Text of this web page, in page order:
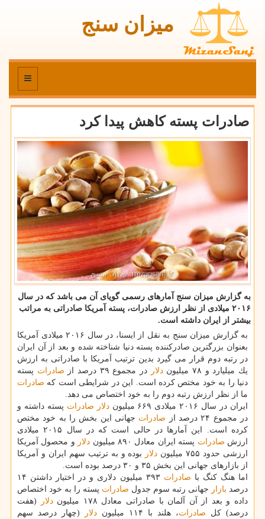
میزان سنج
منو
صادرات پسته كاهش پیدا كرد
به گزارش میزان سنج آمارهای رسمی گویای آن می باشد كه در سال
۲۰۱۶ میلادی از نظر ارزش صادرات، پسته آمریكا صادراتی به مراتب
بیشتر از ایران داشته است.
به گزارش میزان سنج به نقل از ایسنا، در سال ۲۰۱۶ میلادی آمریكا
بعنوان بزرگترین صادركننده پسته دنیا شناخته شده و بعد از آن ایران
در رتبه دوم قرار می گیرد بدین ترتیب آمریكا با صادراتی به ارزش
یك میلیارد و ۷۸ میلیون
دلار در مجموع ۳۹ درصد از صادرات پسته
دنیا را به خود مختص كرده است. این در شرایطی است كه صادرات
ما از نظر ارزش رتبه دوم را به خود اختصاص می دهد.
ایران در سال ۲۰۱۶ میلادی ۶۶۹ میلیون
دلار صادرات پسته داشته و
در مجموع ۲۴ درصد از
صادرات جهانی این بخش را به خود مختص
كرده است. این آمارها در حالی است كه در سال ۲۰۱۵ میلادی
ارزش صادرات پسته ایران معادل ۸۹۰ میلیون دلار و محصول آمریكا
ارزشی حدود ۷۵۵ میلیون
دلار
بوده و به ترتیب سهم ایران و آمریكا
از بازارهای جهانی این بخش ۳۵ و ۳۰ درصد بوده است.
اما هنگ كنگ با صادرات
۳۹۳ میلیون دلاری و در اختیار داشتن ۱۴
درصد بازار جهانی رتبه سوم جدول صادرات پسته را به خود اختصاص
داده و بعد از آن آلمان با صادراتی معادل ۱۷۸ میلیون
دلار
(هفت
درصد) كل صادرات، هلند با ۱۱۴ میلیون دلار
(چهار درصد سهم